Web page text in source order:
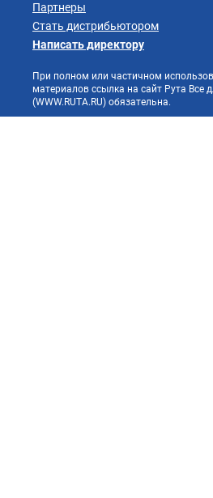
Партнеры
Стать дистрибьютором
Написать директору
При полном или частичном
материалов ссылка на сайт Рута Все
(WWW.RUTA.RU) обязательна.